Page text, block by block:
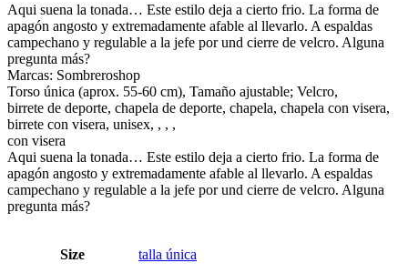
Aqui suena la tonada… Este estilo deja a cierto frio. La forma de
apagón angosto y extremadamente afable al llevarlo. A espaldas
campechano y regulable a la jefe por und cierre de velcro. Alguna
pregunta más?
Marcas: Sombreroshop
Torso única (aprox. 55-60 cm), Tamaño ajustable; Velcro,
birrete de deporte, chapela de deporte, chapela, chapela con visera,
birrete con visera, unisex, , , ,
con visera
Aqui suena la tonada… Este estilo deja a cierto frio. La forma de
apagón angosto y extremadamente afable al llevarlo. A espaldas
campechano y regulable a la jefe por und cierre de velcro. Alguna
pregunta más?
Size talla única